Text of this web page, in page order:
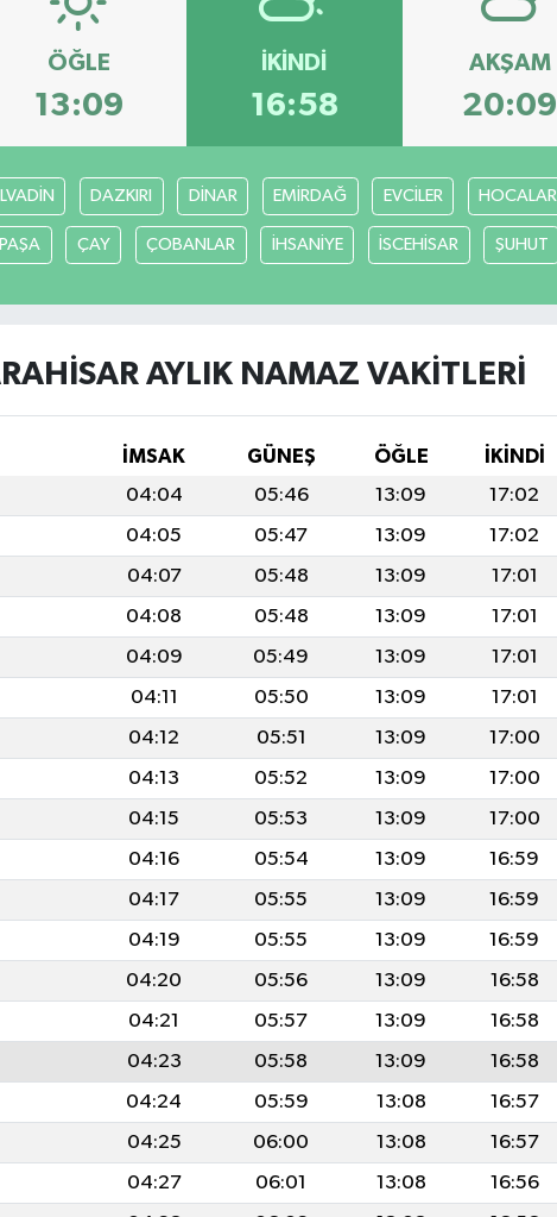
ÖĞLE
13:09
İKINDI
16:58
AKŞAM
20:09
DAZKIRI DİNAR EMİRDAĞ EVCİLER HOCALAR
ÇAY ÇOBANLAR İHSANİYE İSCEHİSAR ŞUHUT
AYLIK NAMAZ VAKITLERI
İMSAK GÜNEŞ ÖĞLE İKINDI
04:04 05:46 13:09 17:02
04:05 05:47 13:09 17:02
04:07 05:48 13:09 17:01
04:08 05:48 13:09 17:01
04:09 05:49 13:09 17:01
04:11 05:50 13:09 17:01
04:12 05:51 13:09 17:00
04:13 05:52 13:09 17:00
04:15 05:53 13:09 17:00
04:16 05:54 13:09 16:59
04:17 05:55 13:09 16:59
04:19 05:55 13:09 16:59
04:20 05:56 13:09 16:58
04:21 05:57 13:09 16:58
04:23 05:58 13:09 16:58
04:24 05:59 13:08 16:57
04:25 06:00 13:08 16:57
04:27 06:01 13:08 16:56